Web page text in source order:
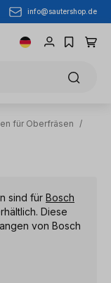
info@sautershop.de
für Oberfräsen
/
sind für Bosch
Diese
von Bosch